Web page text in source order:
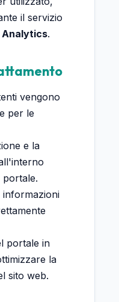
il servizio
Analytics.
vengono
per le
e la
portale.
informazioni
portale in
la
sito web.